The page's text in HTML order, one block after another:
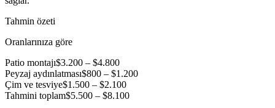
Tahmin özeti
Oranlarınıza göre
Patio montajı$3.200 – $4.800
Peyzaj aydınlatması$800 – $1.200
Çim ve tesviye$1.500 – $2.100
Tahmini toplam$5.500 – $8.100